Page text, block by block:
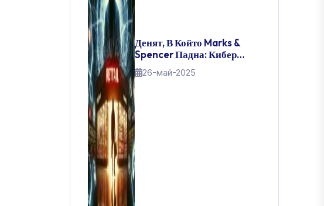
Денят, В Който Marks &
Spencer Падна: Кибер
Катастрофата, Разтърсила
Търговията
26-май-2025